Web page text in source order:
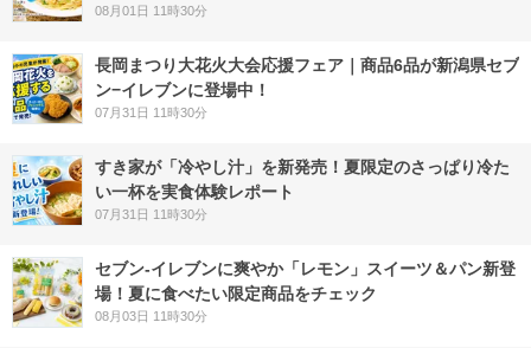
08月01日 11時30分
長岡まつり大花火大会応援フェア｜商品6品が新潟県セブ
ン−イレブンに登場中！
07月31日 11時30分
すき家が「冷やし汁」を新発売！夏限定のさっぱり冷た
い一杯を実食体験レポート
07月31日 11時30分
セブン‐イレブンに爽やか「レモン」スイーツ＆パン新登
場！夏に食べたい限定商品をチェック
08月03日 11時30分